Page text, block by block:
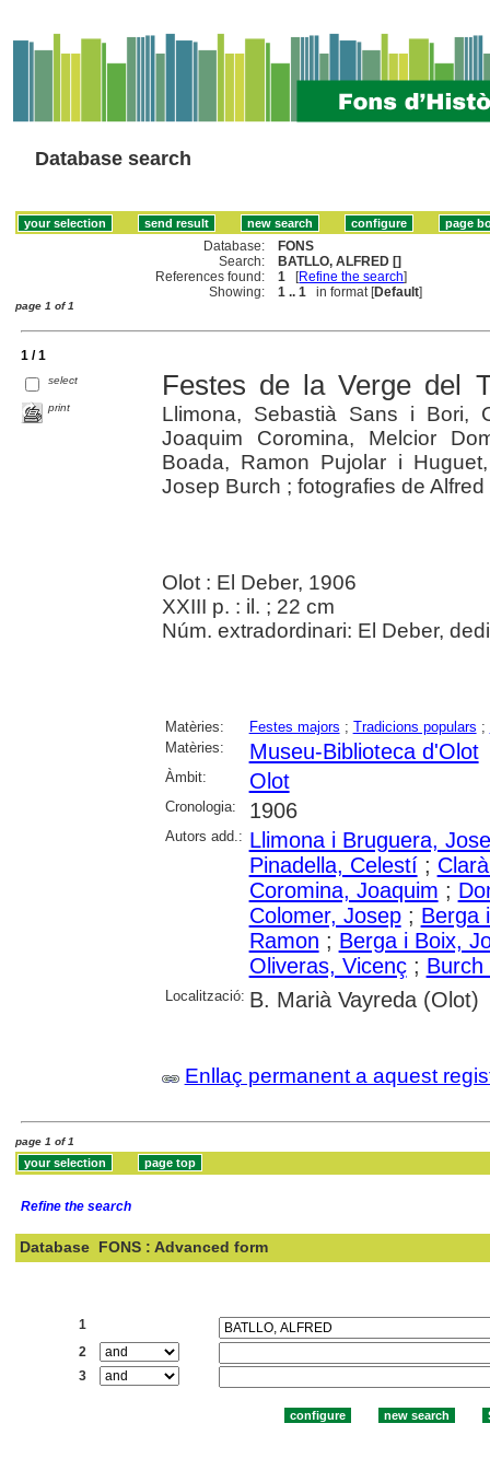
Database search
Database:
FONS
Search:
BATLLO, ALFRED []
References found:
1 [Refine the search]
Showing:
1 .. 1 in format [Default]
page 1 of 1
1 / 1
select
print
Festes de la Verge del
Llimona, Sebastià Sans i Bori,
Joaquim Coromina, Melcior
Boada, Ramon Pujolar i
Josep Burch ; fotografies de Alfred
Olot : El Deber, 1906
XXIII p. : il. ; 22 cm
Núm. extradordinari: El Deber,
Matèries: Festes majors ; Tradicions populars ;
Matèries:
Museu-Biblioteca d'Olot
Àmbit: Olot
Cronologia: 1906
Autors add.: Llimona i Bruguera,
Pinadella, Celestí;
Coromina, Joaquim ;
Colomer, Josep; Berga
Ramon ; Berga i Boix,
Oliveras, Vicenç; Burch
Localització: B. Marià Vayreda (Olot)
Enllaç permanent a aquest
page 1 of 1
Refine the search
Database FONS : Advanced form
1
2
3